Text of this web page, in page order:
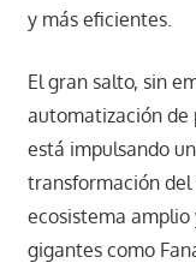
y más eficientes.
El gran salto, sin
automatización de
está impulsando
transformación
ecosistema amplio
gigantes como